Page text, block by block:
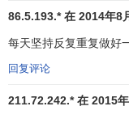
的工作。
3.单个过程会逐
可靠。
86.5.193.* 在 2014年8
每天坚持反复重复做好
回复评论
211.72.242.* 在 2015